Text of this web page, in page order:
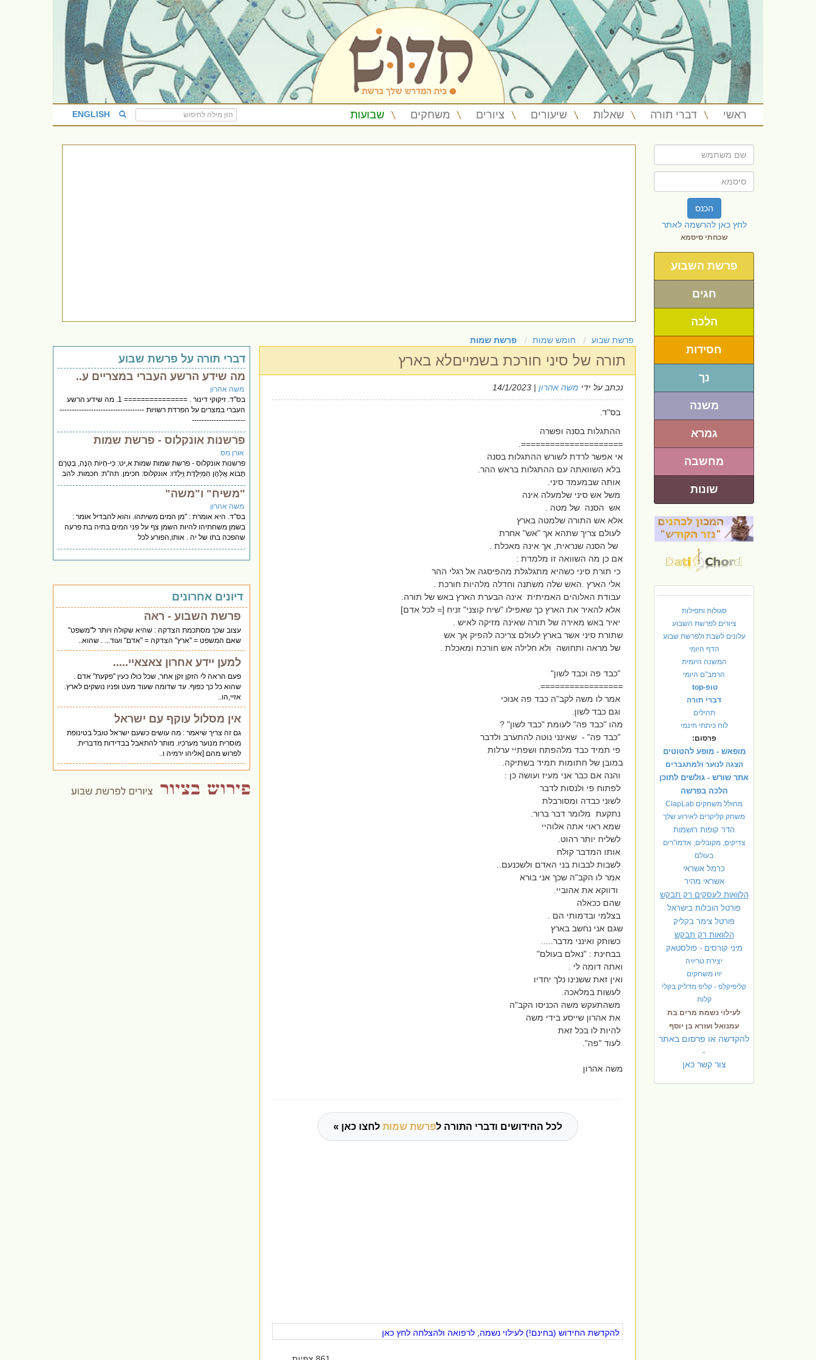
ראשי דברי תורה שאלות שיעורים ציורים משחקים שבועות ENGLISH
הכנס
לחץ כאן להרשמה לאתר
שכחתי סיסמא
פרשת השבוע
חגים
הלכה
חסידות
נך
משנה
גמרא
מחשבה
שונות
סגולות ותפילות
ציורים לפרשת השבוע
עלונים לשבת ולפרשת שבוע
הדף היומי
המשנה היומית
הרמב"ם היומי
טופ-top
דברי תורה
תהילים
לוח כיתתי חינמי
פרסום:
מופאש - מופע להטוטים
הצגה לנוער ולמתגברים
אתר שורש - גולשים לתוכן
הלכה בפרשה
מחולל משחקים ClapLab
משחק קליקרים לאירוע שלך
הדר קופות רושמות
צדיקים, מקובלים, אדמו"רים
בעולם
כרמל אשראי
אשראי מהיר
הלוואות לעסקים רק תבקש
פורטל הובלות בישראל
פורטל צימר בקליק
הלוואות רק תבקש
מיני קורסים - פולסטאק
יצירת טריויה
יויו משחקים
קליפיקלפ - קליפ מדליק בקלי
קלות
לעילוי נשמת מרים בת
עמנואל ועזרא בן יוסף
להקדשה או פרסום באתר
-
צור קשר כאן
פרשת שבוע חומש שמות פרשת שמות
תורה של סיני חורכת בשמייםלא בארץ
נכתב על ידי משה אהרון | 14/1/2023
בס"ד.
ההתגלות בסנה ופשרה
=====================.
אי אפשר לרדת לשורש ההתגלות בסנה
בלא השוואתה עם ההתגלות בראש ההר.
אותה שבמעמד סיני.
משל אש סיני שלמעלה אינה
אש הסנה של מטה .
אלא אש התורה שלמטה בארץ
לעולם צריך שתהא אך "אש" אחרת
של הסנה שנראית, אך אינה מאכלת .
אם כן מה השוואה זו מלמדת :
כי תורת סיני כשהיא מתגלגלת מהפיסגה אל רגלי ההר
אלי הארץ .האש שלה משתנה וחדלה מלהיות חורכת .
עבודת האלוהים האמיתית אינה הבערת הארץ באש של תורה.
אלא להאיר את הארץ כך שאפילו "שיח קוצני" זניח [= לכל אדם]
יאיר באש מאירה של תורה שאינה מזיקה לאיש .
שתורת סיני אשר בארץ לעולם צריכה להפיק אך אש
של מראה ותחושה ולא חלילה אש חורכת ומאכלת .
"כבד פה וכבד לשון"
=================.
אמר לו משה לקב"ה כבד פה אנוכי
וגם כבד לשון.
מהו "כבד פה" לעומת "כבד לשון" ?
"כבד פה" - שאינני נוטה להתערב ולדבר
פי תמיד כבד מלהפתח ושפתיי ערלות
במובן של חתומות תמיד בשתיקה.
והנה אם כבר אני מעיז ועושה כן :
לפתוח פי ולנסות לדבר
לשוני כבדה ומסורבלת
נתקעת מלומר דבר ברור.
שמא ראוי אתה אלוהיי
לשליח יותר רהוט.
אותו המדבר קולח
לשבות לבבות בני האדם ולשכנעם..
אמר לו הקב"ה שכך אני בורא
ודווקא את אהוביי.
שהם ככאלה
בצלמי ובדמותי הם .
שגם אני נחשב בארץ
כשותק ואינני מדבר.....
בבחינת : "נאלם בעולם"
ואתה דומה לי .
ואין זאת ששנינו נלך יחדיו
לעשות במלאכה.
משהתעקש משה הכניסו הקב"ה
את אהרון שייסע בידי משה
להיות לו בכל זאת
לעוד "פה".
משה אהרון
לכל החידושים ודברי התורה לפרשת שמות לחצו כאן »
להקדשת החידוש (בחינם!) לעילוי נשמה, לרפואה ולהצלחה לחץ כאן
דברי תורה על פרשת שבוע
מה שידע הרשע העברי במצריים ע..
משה אהרון
בס"ד. זיקוקי דינור . =============== 1. מה שידע הרשע
העברי במצרים על הפרדת רשויות -----------------------------------
----------------------
פרשנות אונקלוס - פרשת שמות
אורן מס
פרשנות אונקלוס - פרשת שמות שמות א,יט: כִּי-חָיוֹת הֵנָּה, בְּטֶרֶם
תָּבוֹא אֲלֵהֶן הַמְיַלֶּדֶת וְיָלָדוּ: אונקלוס: חכימן. תה"ת: חכמות. להב
"משיח" ו"משה"
משה אהרון
בס"ד. היא אומרת : "מן המים משיתהו. והוא להבדיל אומר :
בשמן משחתיהו להיות השמן צף על פני המים בתיה בת פרעה
שהפכה בתו של יה . אותו,הפורע לכל
דיונים אחרונים
פרשת השבוע - ראה
עצוב שכך מסתכמת הצדקה : שהיא שקולה ויותר ל"משפט"
שאם המשפט = "ארץ" הצדקה = "אדם" ועוד... . שהוא..
למען יידע אחרון צאצאיי.....
פעם הראה לי הזקן זקן אחר, שכל כולו כעין "פקעת" אדם .
שהוא כל כך כפוף. עד שדומה שעוד מעט ופניו נושקים לארץ.
אזיי,הו..
אין מסלול עוקף עם ישראל
גם זה צריך שיאמר : מה עושים כשעם ישראל טובל בטינופת
מוסרית מנוער מערכיו. מותר להתאבל בבדידות מדברית.
לפרוש מהם [אליהו ירמיה ו..